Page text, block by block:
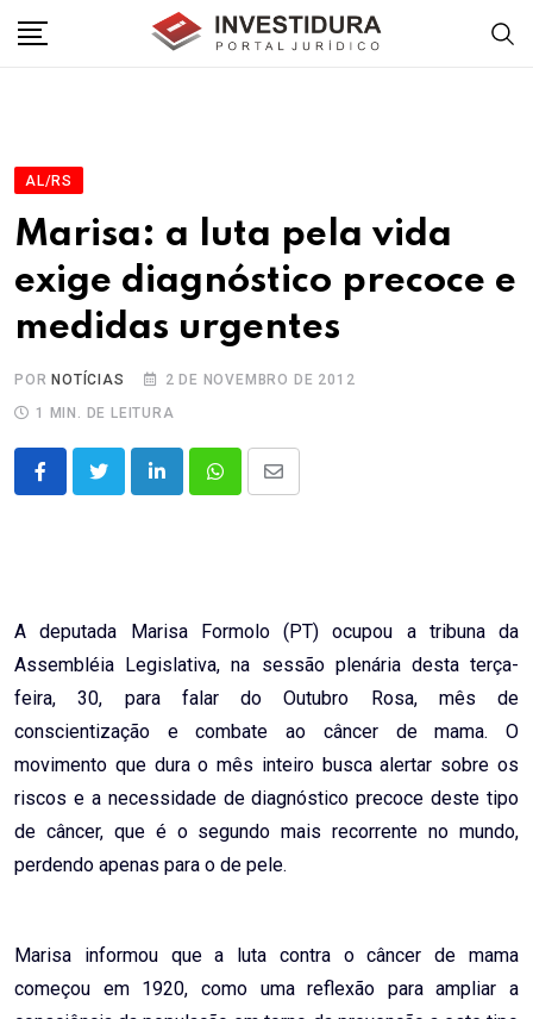
AL/RS
Marisa: a luta pela vida
exige diagnóstico precoce e
medidas urgentes
POR NOTÍCIAS
2 DE NOVEMBRO DE 2012
1 MIN. DE LEITURA
LinkedInWhatsappShare
A deputada Marisa Formolo (PT) ocupou a tribuna da
Assembléia Legislativa, na sessão plenária desta terça-
feira, 30, para falar do Outubro Rosa, mês de
conscientização e combate ao câncer de mama. O
movimento que dura o mês inteiro busca alertar sobre os
riscos e a necessidade de diagnóstico precoce deste tipo
de câncer, que é o segundo mais recorrente no mundo,
perdendo apenas para o de pele.
Marisa informou que a luta contra o câncer de mama
começou em 1920, como uma reflexão para ampliar a